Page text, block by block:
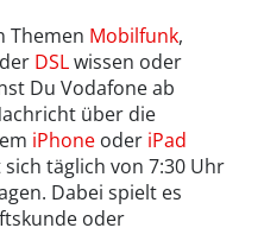
Themen Mobilfunk,
DSLwissen oder
Du Vodafone ab
über die
iPhone oder iPad
täglich von 7:30 Uhr
Dabei spielt es
oder